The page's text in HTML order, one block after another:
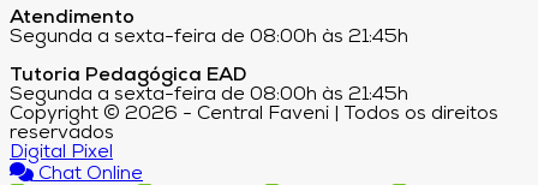
Atendimento
Segunda a sexta-feira de 08:00h às 21:45h
Tutoria Pedagógica EAD
Segunda a sexta-feira de 08:00h às 21:45h
Copyright © 2026 - Central Faveni | Todos os direitos
reservados
Digital Pixel
Chat Online